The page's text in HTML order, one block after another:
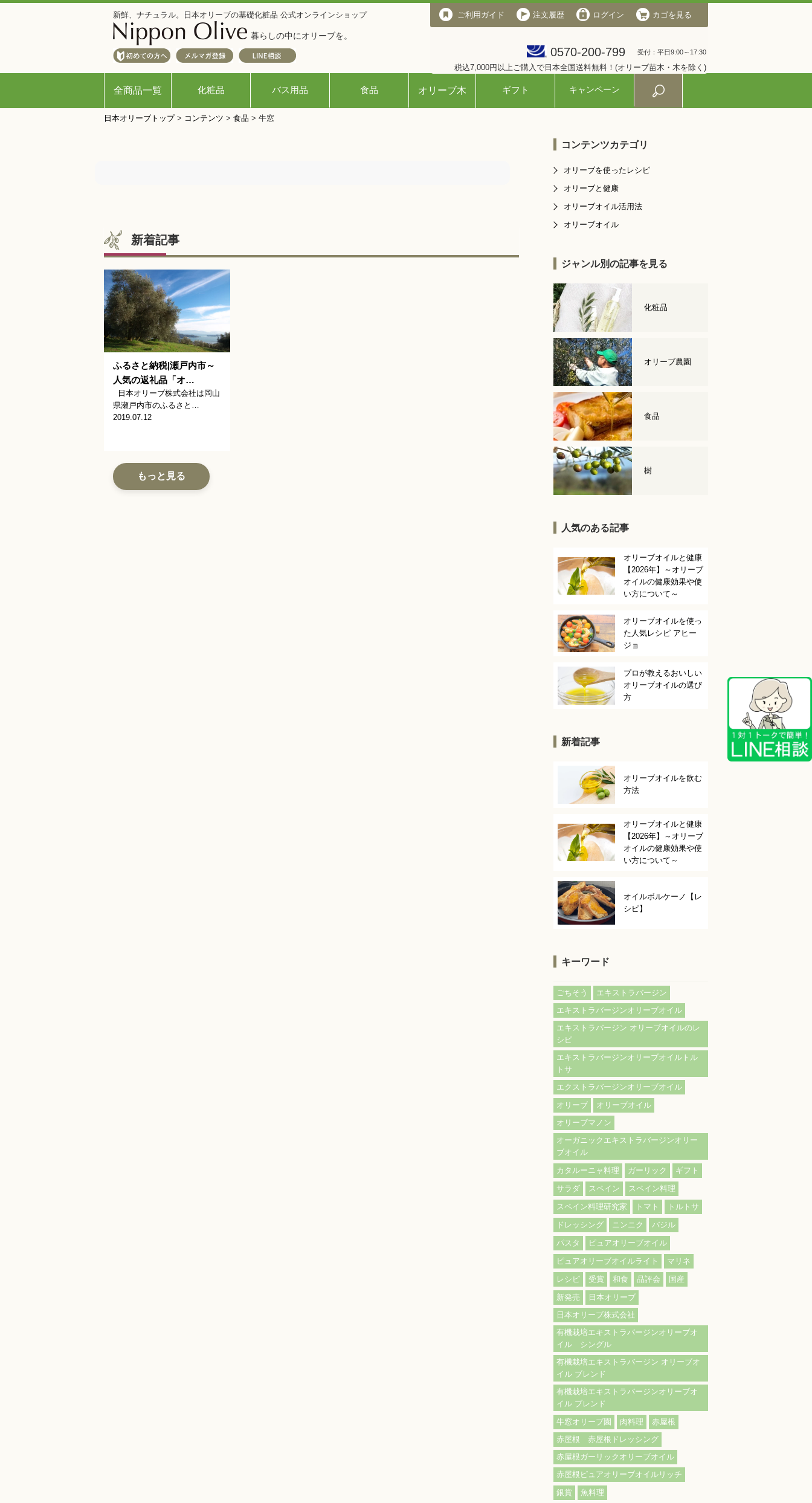
新鮮、ナチュラル。日本オリーブの基礎化粧品 公式オンラインショップ
暮らしの中にオリーブを。
ご利用ガイド 注文履歴 ログイン カゴを見る
0570-200-799 受付：平日9:00～17:30
税込7,000円以上ご購入で日本全国送料無料！(オリーブ苗木・木を除く)
全商品一覧 化粧品 バス用品 食品 オリーブ木 ギフト キャンペーン
ご利用ガイド 会社概要 ログイン カゴを見る
0570-200-799 受付：平日9:00～17:30
日本オリーブトップ> コンテンツ > 食品 > 牛窓
新着記事
ふるさと納税|瀬戸内市～
人気の返礼品「オ…
日本オリーブ株式会社は岡山
県瀬戸内市のふるさと…
2019.07.12
もっと見る
コンテンツカテゴリ
オリーブを使ったレシピ
オリーブと健康
オリーブオイル活用法
オリーブオイル
ジャンル別の記事を見る
化粧品
オリーブ農園
食品
樹
人気のある記事
オリーブオイルと健康
【2026年】～オリーブ
オイルの健康効果や使
い方について～
オリーブオイルを使っ
た人気レシピ アヒー
ジョ
プロが教えるおいしい
オリーブオイルの選び
方
新着記事
オリーブオイルを飲む
方法
オリーブオイルと健康
【2026年】～オリーブ
オイルの健康効果や使
い方について～
オイルボルケーノ【レ
シピ】
キーワード
ごちそう
エキストラバージン
エキストラバージンオリーブオイル
エキストラバージン オリーブオイルのレ
シピ
エキストラバージンオリーブオイルトル
トサ
エクストラバージンオリーブオイル
オリーブ
オリーブオイル
オリーブマノン
オーガニックエキストラバージンオリー
ブオイル
カタルーニャ料理
ガーリック
ギフト
サラダ
スペイン
スペイン料理
スペイン料理研究家
トマト
トルトサ
ドレッシング
ニンニク
バジル
パスタ
ピュアオリーブオイル
ピュアオリーブオイルライト
マリネ
レシピ
受賞 和食 品評会
国産
新発売
日本オリーブ
日本オリーブ株式会社
有機栽培エキストラバージンオリーブオ
イル シングル
有機栽培エキストラバージン オリーブオ
イル ブレンド
有機栽培エキストラバージンオリーブオ
イル ブレンド
牛窓オリーブ園
肉料理
赤屋根
赤屋根 赤屋根ドレッシング
赤屋根ガーリックオリーブオイル
赤屋根ピュアオリーブオイルリッチ
銀賞
魚料理